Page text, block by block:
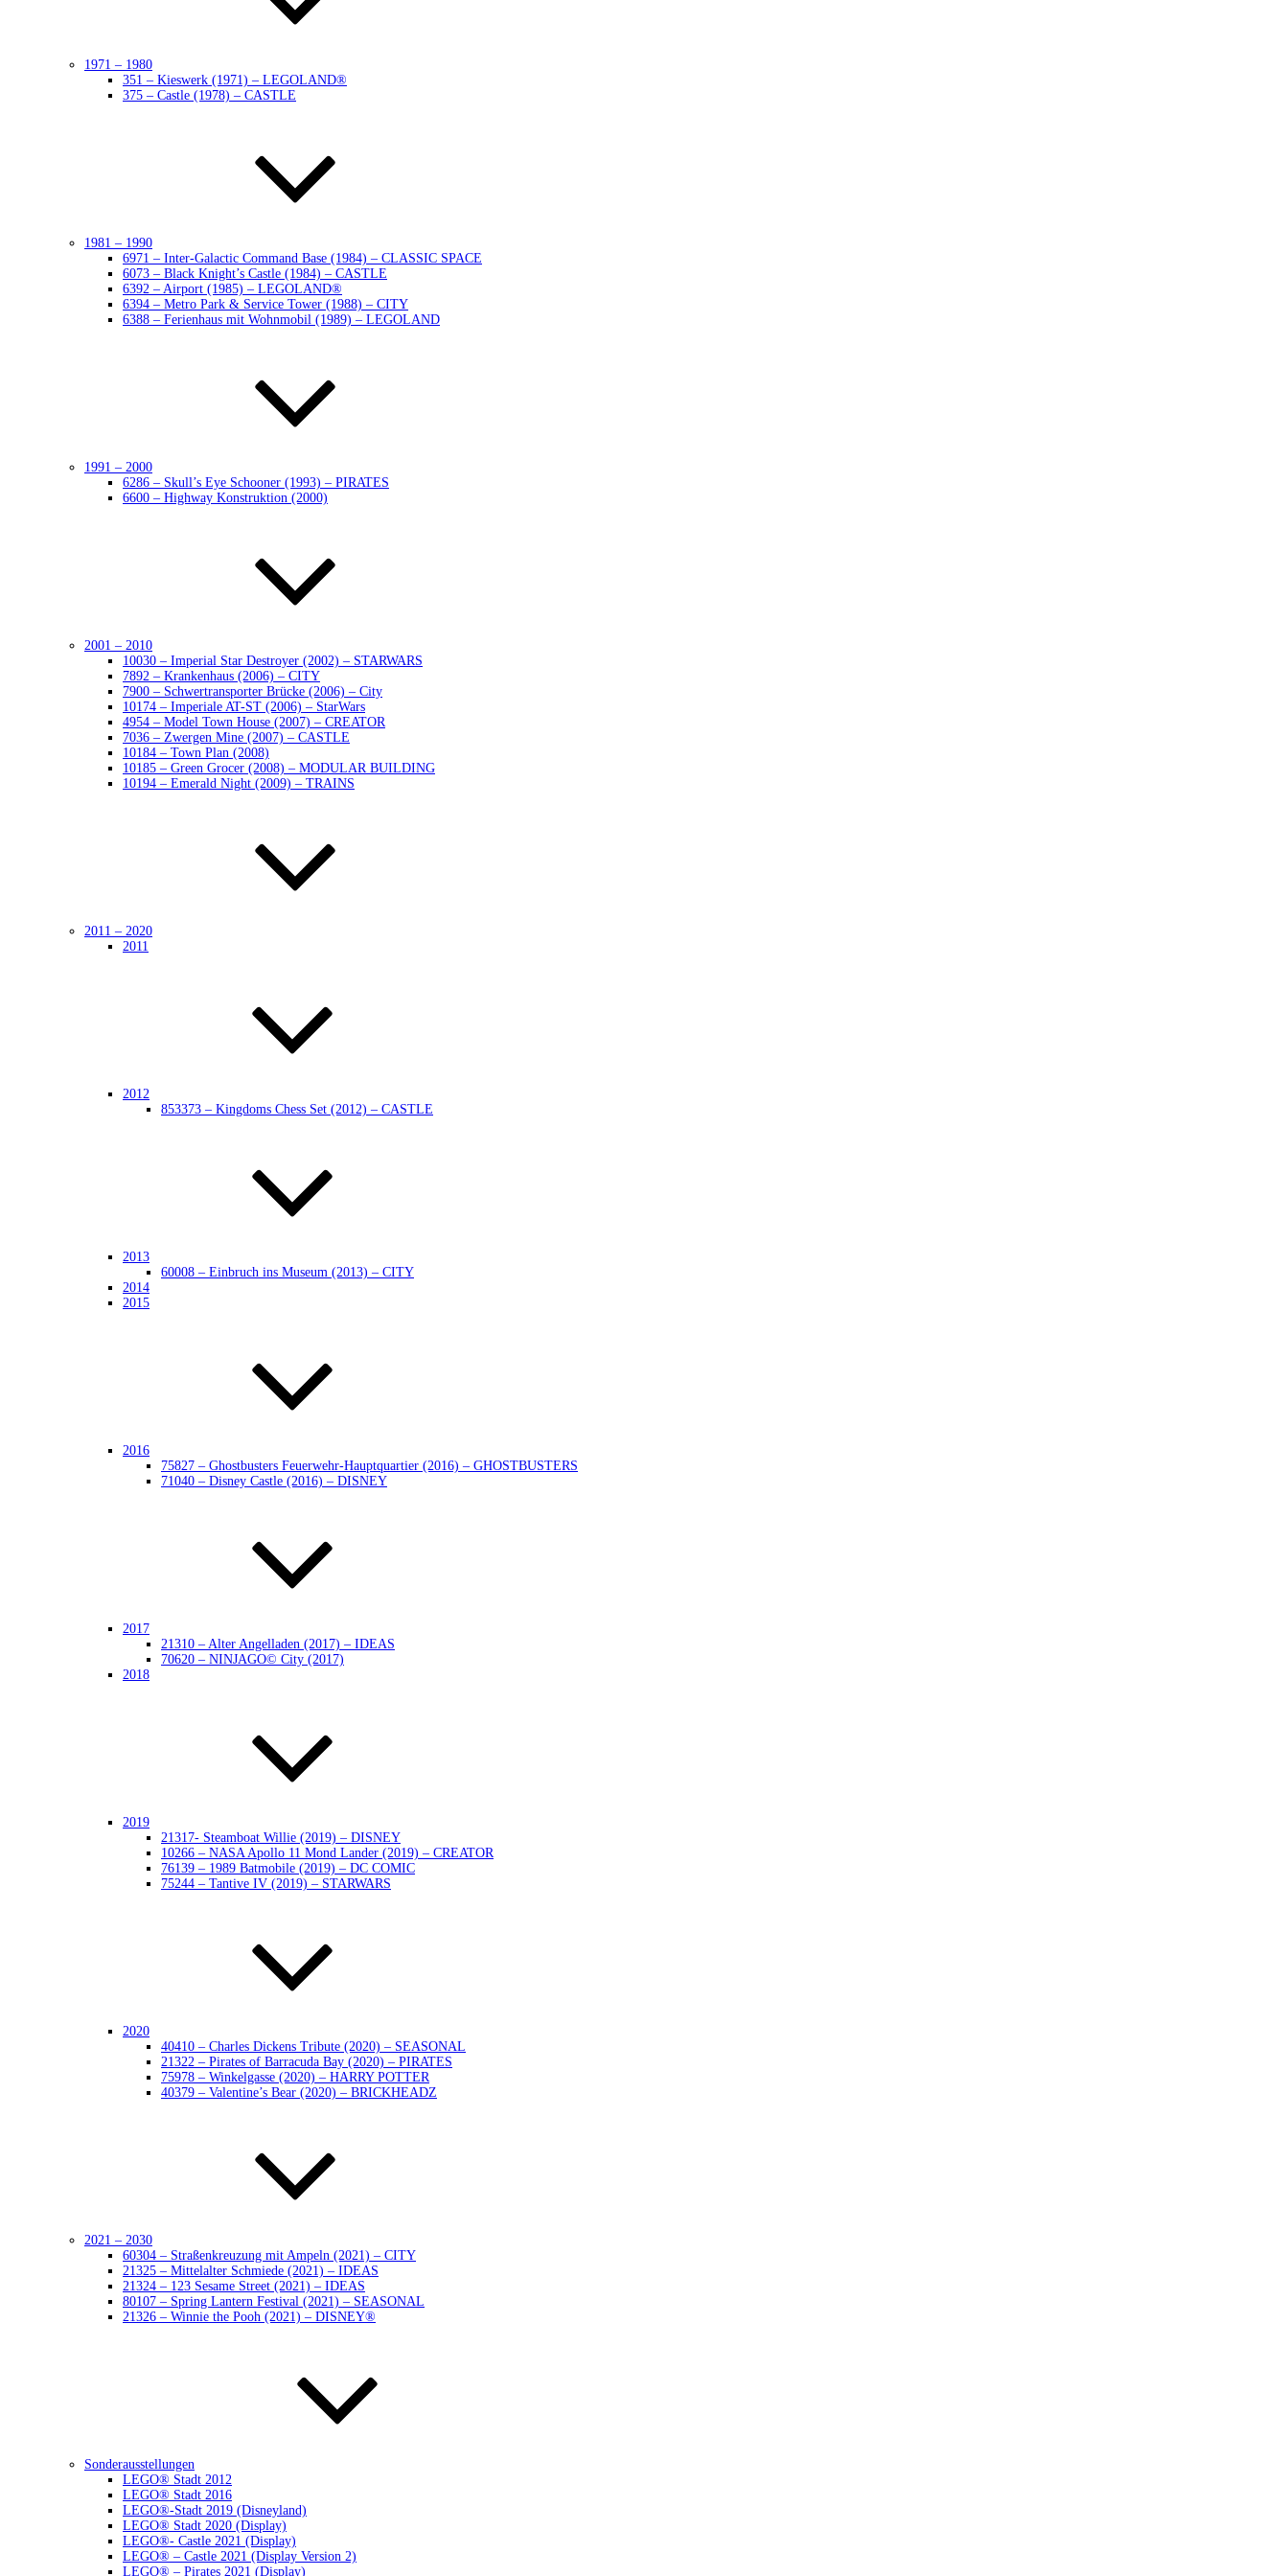
1971 – 1980
351 – Kieswerk (1971) – LEGOLAND®
375 – Castle (1978) – CASTLE
1981 – 1990
6971 – Inter-Galactic Command Base (1984) – CLASSIC SPACE
6073 – Black Knight’s Castle (1984) – CASTLE
6392 – Airport (1985) – LEGOLAND®
6394 – Metro Park & Service Tower (1988) – CITY
6388 – Ferienhaus mit Wohnmobil (1989) – LEGOLAND
1991 – 2000
6286 – Skull’s Eye Schooner (1993) – PIRATES
6600 – Highway Konstruktion (2000)
2001 – 2010
10030 – Imperial Star Destroyer (2002) – STARWARS
7892 – Krankenhaus (2006) – CITY
7900 – Schwertransporter Brücke (2006) – City
10174 – Imperiale AT-ST (2006) – StarWars
4954 – Model Town House (2007) – CREATOR
7036 – Zwergen Mine (2007) – CASTLE
10184 – Town Plan (2008)
10185 – Green Grocer (2008) – MODULAR BUILDING
10194 – Emerald Night (2009) – TRAINS
2011 – 2020
2011
2012
853373 – Kingdoms Chess Set (2012) – CASTLE
2013
60008 – Einbruch ins Museum (2013) – CITY
2014
2015
2016
75827 – Ghostbusters Feuerwehr-Hauptquartier (2016) – GHOSTBUSTERS
71040 – Disney Castle (2016) – DISNEY
2017
21310 – Alter Angelladen (2017) – IDEAS
70620 – NINJAGO© City (2017)
2018
2019
21317- Steamboat Willie (2019) – DISNEY
10266 – NASA Apollo 11 Mond Lander (2019) – CREATOR
76139 – 1989 Batmobile (2019) – DC COMIC
75244 – Tantive IV (2019) – STARWARS
2020
40410 – Charles Dickens Tribute (2020) – SEASONAL
21322 – Pirates of Barracuda Bay (2020) – PIRATES
75978 – Winkelgasse (2020) – HARRY POTTER
40379 – Valentine’s Bear (2020) – BRICKHEADZ
2021 – 2030
60304 – Straßenkreuzung mit Ampeln (2021) – CITY
21325 – Mittelalter Schmiede (2021) – IDEAS
21324 – 123 Sesame Street (2021) – IDEAS
80107 – Spring Lantern Festival (2021) – SEASONAL
21326 – Winnie the Pooh (2021) – DISNEY®
Sonderausstellungen
LEGO® Stadt 2012
LEGO® Stadt 2016
LEGO®-Stadt 2019 (Disneyland)
LEGO® Stadt 2020 (Display)
LEGO®- Castle 2021 (Display)
LEGO® – Castle 2021 (Display Version 2)
LEGO® – Pirates 2021 (Display)